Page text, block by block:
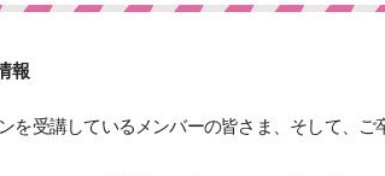
報
を受講しているメンバーの皆さま、そして、